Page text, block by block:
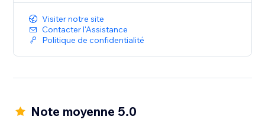
Visiter notre site
Contacter l'Assistance
Politique de confidentialité
Note moyenne 5.0